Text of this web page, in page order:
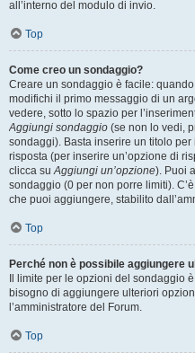
all’interno del modulo di invio.
Top
Come creo un sondaggio?
Creare un sondaggio è facile:
modifichi il primo messaggio di un
vedere, sotto lo spazio per
Aggiungi sondaggio (se non lo vedi,
sondaggi). Basta inserire un titolo
risposta (per inserire un’opzione di
clicca suAggiungi un’opzione). Puoi
sondaggio (0 per non porre limiti).
che puoi aggiungere, stabilito
Top
Perché non è possibile aggiungere
Il limite per le opzioni del sondaggio
bisogno di aggiungere ulteriori
l’amministratore del Forum.
Top